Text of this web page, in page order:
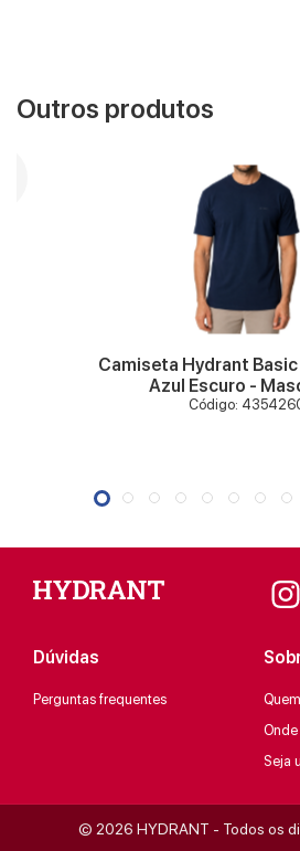
Outros produtos
Camiseta Hydrant
Azul Escuro -
Código:
Dúvidas
Perguntas frequentes
Seja
© 2026 HYDRANT - Todos os